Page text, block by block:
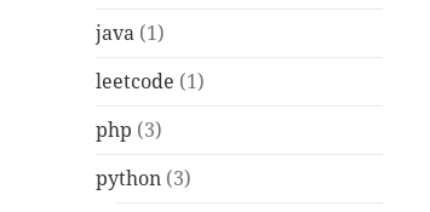
java (1)
leetcode (1)
php (3)
python (3)